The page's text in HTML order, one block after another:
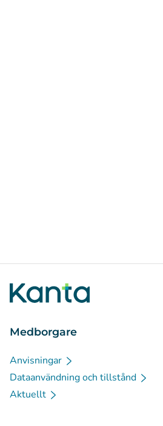
Medborgare
Anvisningar
Dataanvändning och tillstånd
Aktuellt